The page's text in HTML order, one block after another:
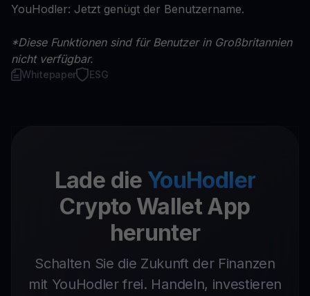
YouHodler: Jetzt genügt der Benutzername.
*Diese Funktionen sind für Benutzer in Großbritannien
nicht verfügbar.
Whitepaper ESG
Lade die YouHodler
Crypto Wallet App
herunter
Schalten Sie die Zukunft der Finanzen
mit YouHodler frei. Handeln, investieren